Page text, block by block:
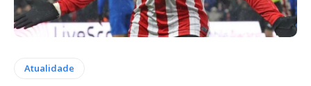
Atualidade